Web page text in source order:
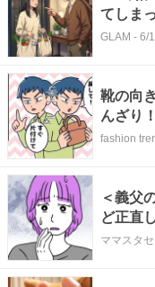
てしま
た、幸
GLAM - 6/
靴の向
んざり
『意外
fashion
＜義父
ど正直
べられ
ママスタ